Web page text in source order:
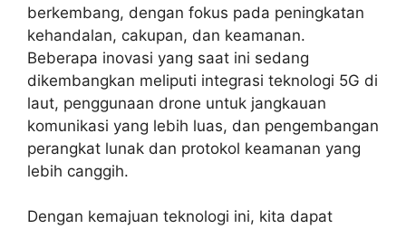
berkembang, dengan fokus pada peningkatan
kehandalan, cakupan, dan keamanan.
Beberapa inovasi yang saat ini sedang
dikembangkan meliputi integrasi teknologi 5G di
laut, penggunaan drone untuk jangkauan
komunikasi yang lebih luas, dan pengembangan
perangkat lunak dan protokol keamanan yang
lebih canggih.
Dengan kemajuan teknologi ini, kita dapat